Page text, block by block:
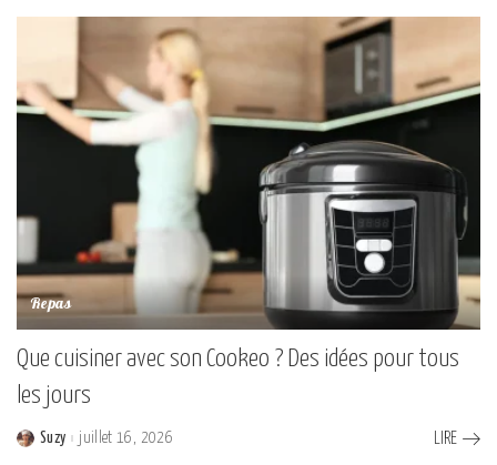
Repas
Que cuisiner avec son Cookeo ? Des idées pour tous
les jours
Posted
Suzy juillet 16, 2026 LIRE